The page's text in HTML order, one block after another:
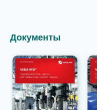
Документы